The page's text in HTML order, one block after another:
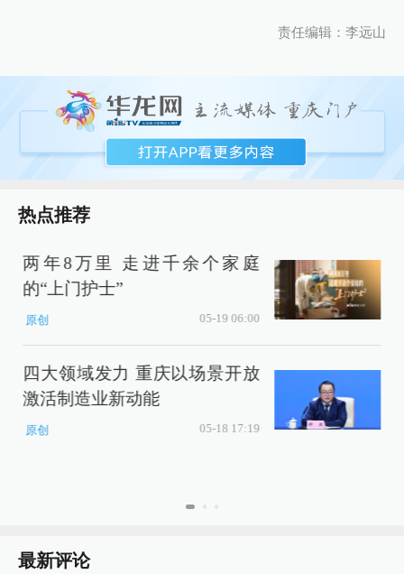
责任编辑：李远山
热点推荐
两年8万里 走进千余个家庭
的“上门护士”
原创 05-19 06:00
四大领域发力 重庆以场景开放
激活制造业新动能
原创 05-18 17:19
最新评论